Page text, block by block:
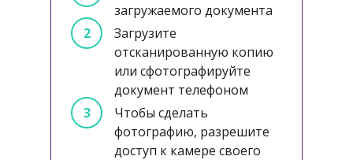
загружаемого документа
Загрузите
отсканированную копию
или сфотографируйте
документ телефоном
Чтобы сделать
фотографию, разрешите
доступ к камере своего